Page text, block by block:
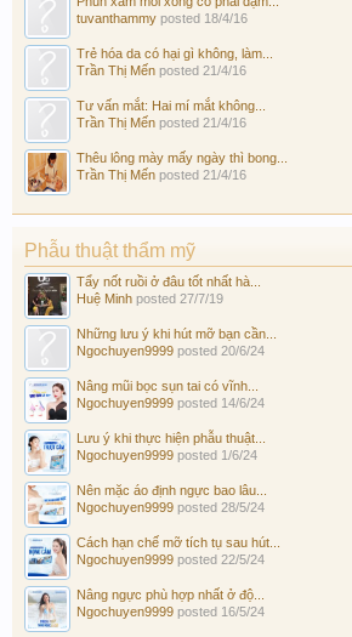
tuvanthammy posted 18/4/16
Trẻ hóa da có hại gì không, làm...
Trần Thị Mến posted 21/4/16
Tư vấn mắt: Hai mí mắt không...
Trần Thị Mến posted 21/4/16
Thêu lông mày mấy ngày thì bong...
Trần Thị Mến posted 21/4/16
Phẫu thuật thẩm mỹ
Tẩy nốt ruồi ở đâu tốt nhất hà...
Huệ Minh posted 27/7/19
Những lưu ý khi hút mỡ bạn cần...
Ngochuyen9999 posted 20/6/24
Nâng mũi bọc sụn tai có vĩnh...
Ngochuyen9999 posted 14/6/24
Lưu ý khi thực hiện phẫu thuật...
Ngochuyen9999 posted 1/6/24
Nên mặc áo định ngực bao lâu...
Ngochuyen9999 posted 28/5/24
Cách hạn chế mỡ tích tụ sau hút...
Ngochuyen9999 posted 22/5/24
Nâng ngực phù hợp nhất ở độ...
Ngochuyen9999 posted 16/5/24